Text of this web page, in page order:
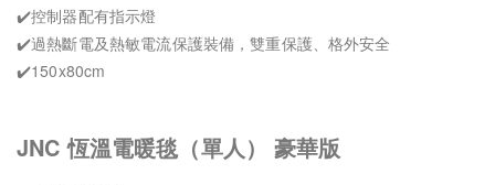
✔️控制器配有指示燈
✔️過熱斷電及熱敏電流保護裝備，雙重保護、格外安全
✔️150x80cm
JNC 恆溫電暖毯（單人） 豪華版